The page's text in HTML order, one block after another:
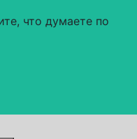
что думаете по